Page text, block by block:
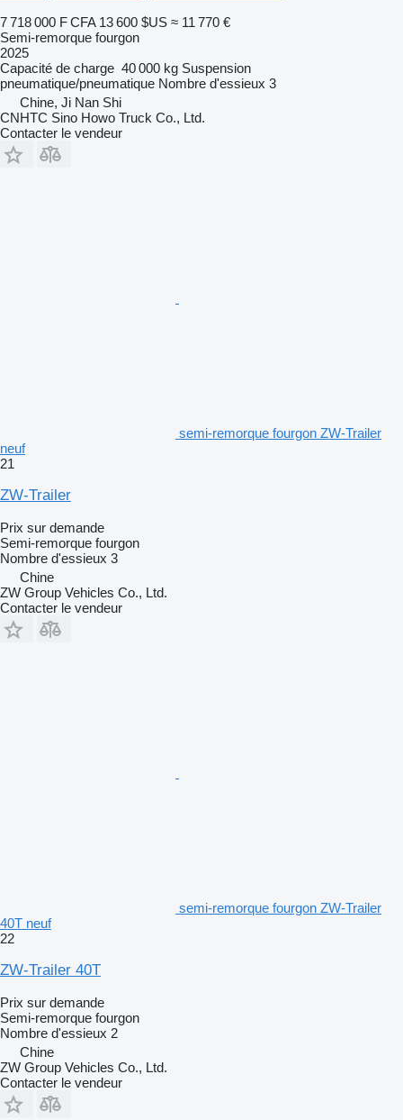
7 718 000 F CFA 13 600 $US ≈ 11 770 €
Semi-remorque fourgon
2025
Capacité de charge 40 000 kg Suspension
pneumatique/pneumatique Nombre d'essieux 3
Chine, Ji Nan Shi
CNHTC Sino Howo Truck Co., Ltd.
Contacter le vendeur
semi-remorque fourgon ZW-Trailer
neuf
21
ZW-Trailer
Prix sur demande
Semi-remorque fourgon
Nombre d'essieux 3
Chine
ZW Group Vehicles Co., Ltd.
Contacter le vendeur
semi-remorque fourgon ZW-Trailer
40T neuf
22
ZW-Trailer 40T
Prix sur demande
Semi-remorque fourgon
Nombre d'essieux 2
Chine
ZW Group Vehicles Co., Ltd.
Contacter le vendeur